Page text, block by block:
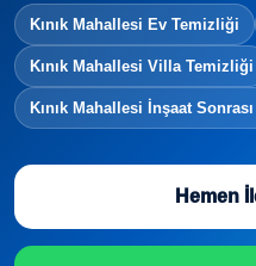
Kınık Mahallesi Ev Temizliği
Kınık Mahallesi Villa Temizliği
Kınık Mahallesi İnşaat
Hemen